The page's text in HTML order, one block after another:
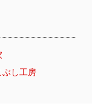
し工房